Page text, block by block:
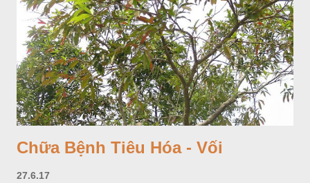
Chữa Bệnh Tiêu Hóa - Vối
27.6.17